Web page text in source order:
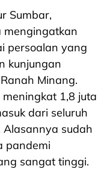
Sumbar,
mengingatkan
persoalan yang
kunjungan
Minang.
1,8 juta
dari seluruh
sudah
pandemi
sangat tinggi.